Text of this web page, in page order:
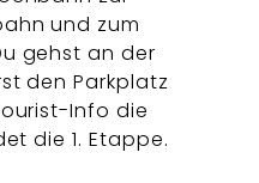
und zum
gehst an der
den Parkplatz
Info die
die 1. Etappe.